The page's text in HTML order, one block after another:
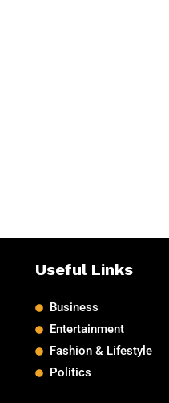
Useful Links
Business
Entertainment
Fashion & Lifestyle
Politics